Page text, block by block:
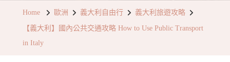
Home 歐洲 義大利自由行 義大利旅遊攻略
【義大利】國內公共交通攻略 How to Use Public Transport
in Italy